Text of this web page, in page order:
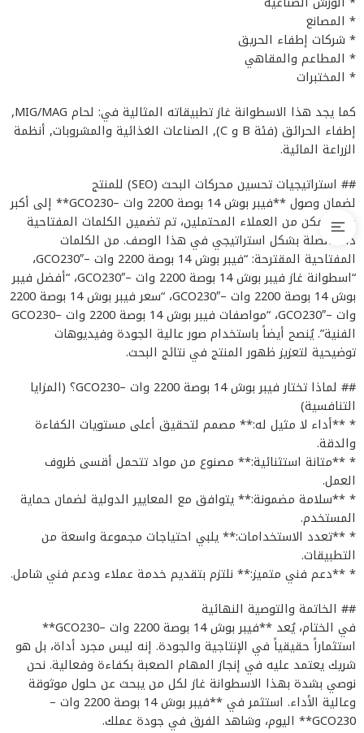
* المصانع
* شركات إطفاء الحريق
* المطاعم والمقاهي
* المختبرات
كما يجد هذا الاسطوانة غاز تطبيقاته المثالية في: لحام MIG/MAG,
إطفاء الحرائق (فئة B و C), الصناعات الغذائية والمشروبات, أنظمة
الزراعة المائية.
## استراتيجيات تحسين محركات البحث (SEO) للمنتج
لضمان وصول **فيبر بوش 14 بوصة 2200 وات –GCO230** إلى أكبر
عدد ممكن من العملاء المحتملين، تم تضمين الكلمات المفتاحية
ذات الصلة بشكل استراتيجي في هذا الوصف. من الكلمات
المفتاحية المقترحة: “فيبر بوش 14 بوصة 2200 وات –GCO230″،
“اسطوانة غاز فيبر بوش 14 بوصة 2200 وات –GCO230″، “أفضل فيبر
بوش 14 بوصة 2200 وات –GCO230″، “سعر فيبر بوش 14 بوصة 2200
وات –GCO230″، “مواصفات فيبر بوش 14 بوصة 2200 وات –GCO230
الفنية”. يُنصح أيضاً باستخدام صور عالية الجودة وفيديوهات
توضيحية لتعزيز ظهور المنتج في نتائج البحث.
## لماذا تختار فيبر بوش 14 بوصة 2200 وات –GCO230؟ (المزايا
التنافسية)
* **أداء لا مثيل له:** مصمم لتحقيق أعلى مستويات الكفاءة
والدقة.
* **متانة استثنائية:** مصنوع من مواد تتحمل أقسى ظروف
العمل.
* **سلامة مضمونة:** يتوافق مع المعايير الدولية لضمان حماية
المستخدم.
* **تعدد الاستخدامات:** يلبي احتياجات مجموعة واسعة من
التطبيقات.
* **دعم فني متميز:** نلتزم بتقديم خدمة عملاء ودعم فني شامل.
## الخاتمة والتوصية النهائية
في الختام، يُعد **فيبر بوش 14 بوصة 2200 وات –GCO230**
استثماراً حقيقياً في الإنتاجية والجودة. إنه ليس مجرد أداة، بل هو
شريك يعتمد عليه في إنجاز المهام الصعبة بكفاءة وفعالية. نحن
نوصي بشدة بهذا الاسطوانة غاز لكل من يبحث عن حلول موثوقة
وعالية الأداء. استثمر في **فيبر بوش 14 بوصة 2200 وات –
GCO230** اليوم، وشاهد الفرق في جودة عملك.